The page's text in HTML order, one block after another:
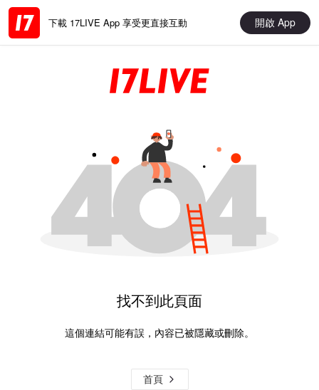
下載 17LIVE App 享受更直接互動 開啟 App
找不到此頁面
這個連結可能有誤，內容已被隱藏或刪除。
首頁